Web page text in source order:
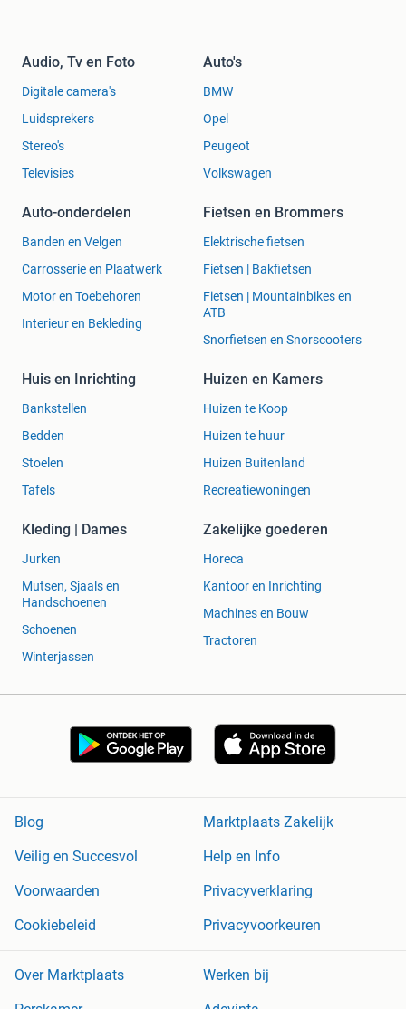
Audio, Tv en Foto
Digitale camera's
Luidsprekers
Stereo's
Televisies
Auto's
BMW
Opel
Peugeot
Volkswagen
Auto-onderdelen
Banden en Velgen
Carrosserie en Plaatwerk
Motor en Toebehoren
Interieur en Bekleding
Fietsen en Brommers
Elektrische fietsen
Fietsen | Bakfietsen
Fietsen | Mountainbikes en
ATB
Snorfietsen en Snorscooters
Huis en Inrichting
Bankstellen
Bedden
Stoelen
Tafels
Huizen en Kamers
Huizen te Koop
Huizen te huur
Huizen Buitenland
Recreatiewoningen
Kleding | Dames
Jurken
Mutsen, Sjaals en
Handschoenen
Schoenen
Winterjassen
Zakelijke goederen
Horeca
Kantoor en Inrichting
Machines en Bouw
Tractoren
Blog
Marktplaats Zakelijk
Veilig en Succesvol
Help en Info
Voorwaarden
Privacyverklaring
Cookiebeleid
Privacyvoorkeuren
Over Marktplaats
Werken bij